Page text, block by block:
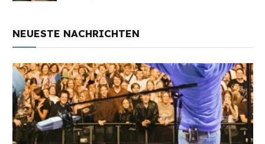
NEUESTE NACHRICHTEN